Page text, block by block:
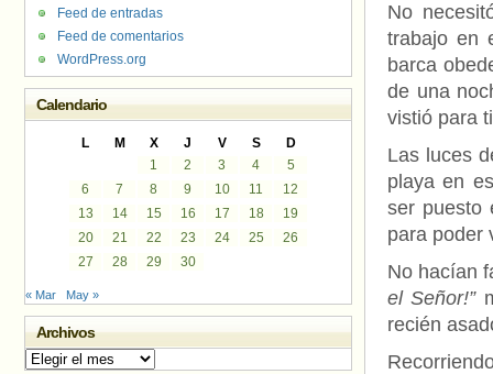
No
trabajo en
barca
de una
vistió para
Las luces
playa en
ser puesto
para poder
No hacían
el Señor!”
recién
Feed de entradas
Feed de comentarios
WordPress.org
Calendario
L M X J V S
D
1
2 3 4
5
6
7 8 9 10 11
12
13
14 15 16 17 18
19
20
21 22 23 24 25
26
27
28 29 30
« Mar May »
Archivos
Archivos